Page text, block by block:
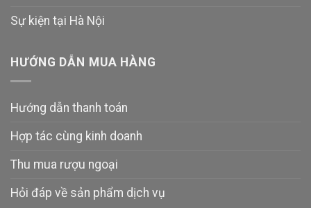
Sự kiện tại Hà Nội
HƯỚNG DẪN MUA HÀNG
Hướng dẫn thanh toán
Hợp tác cùng kinh doanh
Thu mua rượu ngoại
Hỏi đáp về sản phẩm dịch vụ